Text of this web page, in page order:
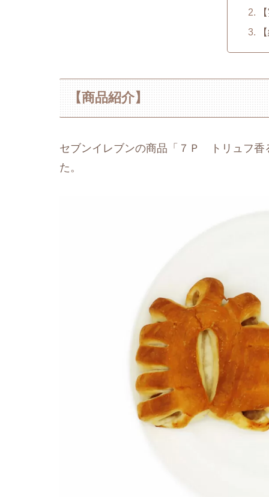
【商品紹介】
セブンイレブンの商品「７Ｐ トリュフ
た。